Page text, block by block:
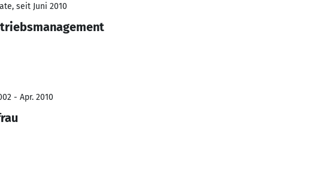
seit Juni 2010
- Apr. 2010